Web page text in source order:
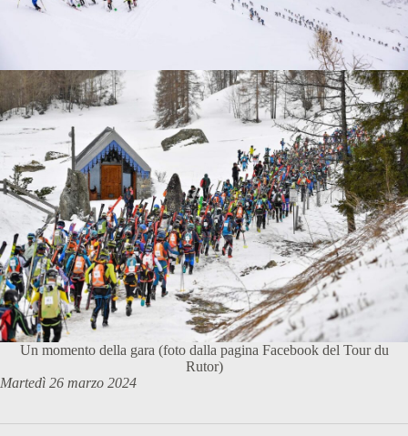
Un momento della gara (foto dalla pagina Facebook del Tour du
Rutor)
Martedì 26 marzo 2024